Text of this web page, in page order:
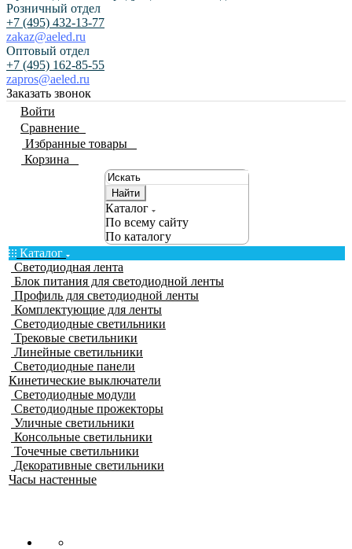
Розничный отдел
+7 (495) 432-13-77
zakaz@aeled.ru
Оптовый отдел
+7 (495) 162-85-55
zapros@aeled.ru
Заказать звонок
Войти
Сравнение
Избранные товары
Корзина
Найти
Каталог
По всему сайту
По каталогу
Каталог
Светодиодная лента
Блок питания для светодиодной ленты
Профиль для светодиодной ленты
Комплектующие для ленты
Светодиодные светильники
Трековые светильники
Линейные светильники
Светодиодные панели
Кинетические выключатели
Светодиодные модули
Светодиодные прожекторы
Уличные светильники
Консольные светильники
Точечные светильники
Декоративные светильники
Часы настенные